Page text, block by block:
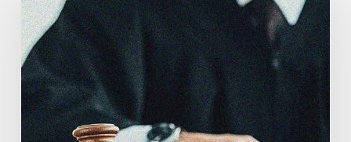
de
cassation
confirme
l’obligation
stricte
de
divulguer